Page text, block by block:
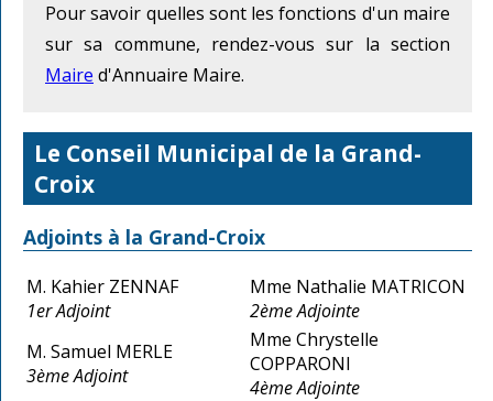
Pour savoir quelles sont les fonctions d'un maire
sur sa commune, rendez-vous sur la section
Maire d'Annuaire Maire.
Le Conseil Municipal de la Grand-
Croix
Adjoints à la Grand-Croix
M. Kahier ZENNAF
1er Adjoint
Mme Nathalie MATRICON
2ème Adjointe
M. Samuel MERLE
3ème Adjoint
Mme Chrystelle
COPPARONI
4ème Adjointe